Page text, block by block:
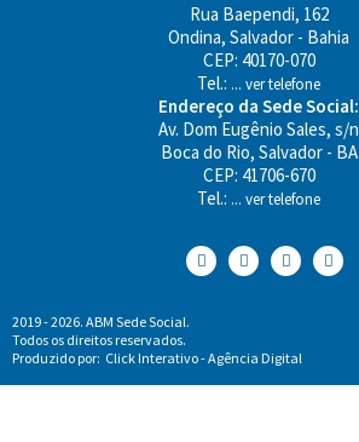
Rua Baependi, 162
Ondina, Salvador - Bahia
CEP: 40170-070
Tel.: ... ver telefone
Endereço da Sede Social:
Av. Dom Eugênio Sales, s/n
Boca do Rio, Salvador - BA
CEP: 41706-670
Tel.: ... ver telefone
2019 - 2026. ABM Sede Social.
Todos os direitos reservados.
Produzido por: Click Interativo- Agência Digital